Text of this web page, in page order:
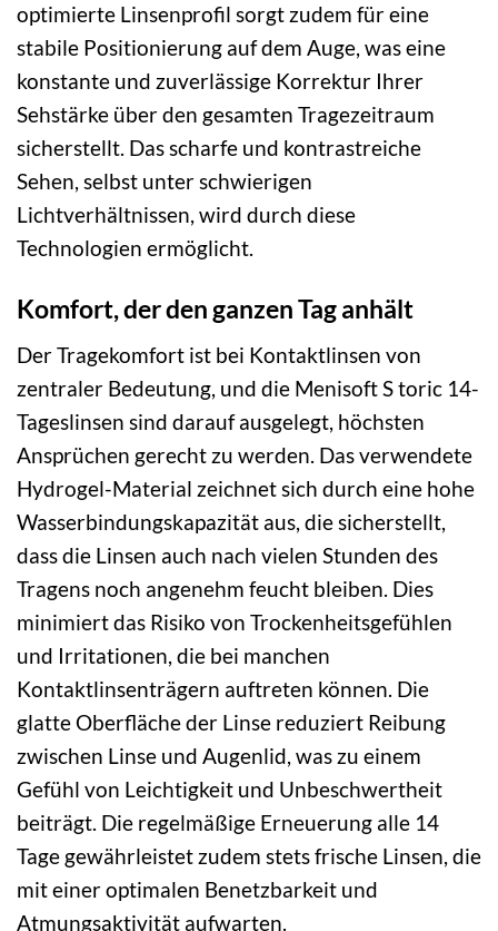
optimierte Linsenprofil sorgt zudem für eine
stabile Positionierung auf dem Auge, was eine
konstante und zuverlässige Korrektur Ihrer
Sehstärke über den gesamten Tragezeitraum
sicherstellt. Das scharfe und kontrastreiche
Sehen, selbst unter schwierigen
Lichtverhältnissen, wird durch diese
Technologien ermöglicht.
Komfort, der den ganzen Tag anhält
Der Tragekomfort ist bei Kontaktlinsen von
zentraler Bedeutung, und die Menisoft S toric 14-
Tageslinsen sind darauf ausgelegt, höchsten
Ansprüchen gerecht zu werden. Das verwendete
Hydrogel-Material zeichnet sich durch eine hohe
Wasserbindungskapazität aus, die sicherstellt,
dass die Linsen auch nach vielen Stunden des
Tragens noch angenehm feucht bleiben. Dies
minimiert das Risiko von Trockenheitsgefühlen
und Irritationen, die bei manchen
Kontaktlinsenträgern auftreten können. Die
glatte Oberfläche der Linse reduziert Reibung
zwischen Linse und Augenlid, was zu einem
Gefühl von Leichtigkeit und Unbeschwertheit
beiträgt. Die regelmäßige Erneuerung alle 14
Tage gewährleistet zudem stets frische Linsen, die
mit einer optimalen Benetzbarkeit und
Atmungsaktivität aufwarten.